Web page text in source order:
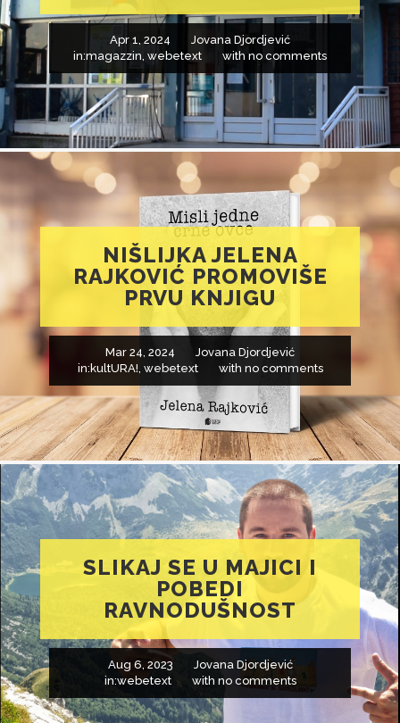
Apr 1, 2024
Jovana Djordjević
in:magazzin, webetext with no comments
NIŠLIJKA JELENA
RAJKOVIĆ PROMOVIŠE
PRVU KNJIGU
Mar 24, 2024
Jovana Djordjević
in: kultURA!, webetext with no comments
SLIKAJ SE U MAJICI I
POBEDI
RAVNODUŠNOST
Aug 6, 2023
Jovana Djordjević
in:webetext with no comments